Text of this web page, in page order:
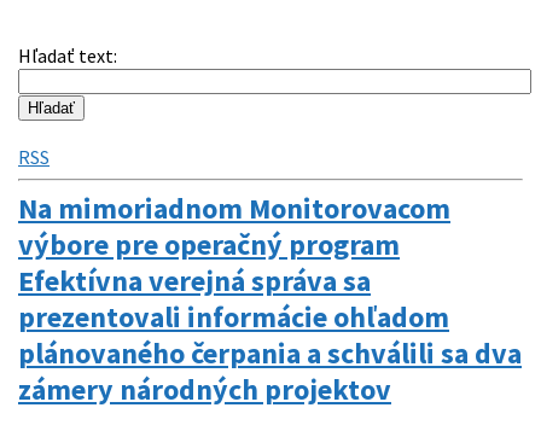
Hľadať text:
RSS
Na mimoriadnom Monitorovacom
výbore pre operačný program
Efektívna verejná správa sa
prezentovali informácie ohľadom
plánovaného čerpania a schválili sa dva
zámery národných projektov